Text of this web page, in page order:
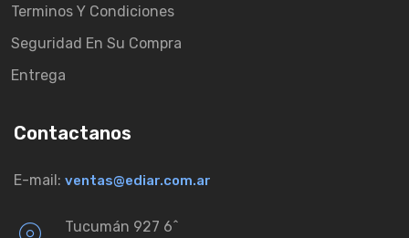
Terminos Y Condiciones
Seguridad En Su Compra
Entrega
Contactanos
E-mail: ventas@ediar.com.ar
Tucumán 927 6ˆ